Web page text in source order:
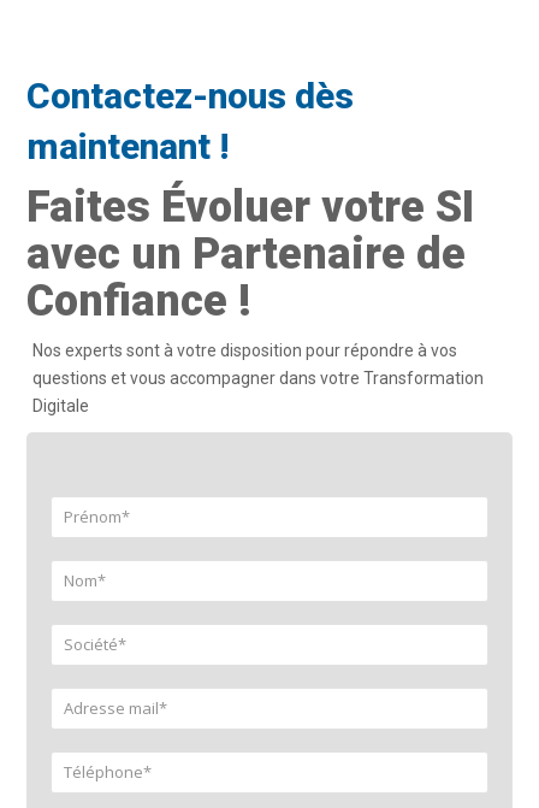
Contactez-nous dès
maintenant !
Faites Évoluer votre SI
avec un Partenaire de
Confiance !
Nos experts sont à votre disposition pour répondre à vos
questions et vous accompagner dans votre Transformation
Digitale